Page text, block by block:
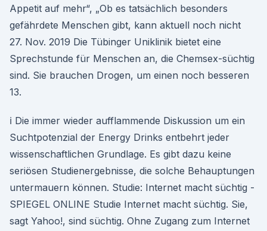
Appetit auf mehr“, „Ob es tatsächlich besonders
gefährdete Menschen gibt, kann aktuell noch nicht
27. Nov. 2019 Die Tübinger Uniklinik bietet eine
Sprechstunde für Menschen an, die Chemsex-süchtig
sind. Sie brauchen Drogen, um einen noch besseren
13.
ℹ️ Die immer wieder aufflammende Diskussion um ein
Suchtpotenzial der Energy Drinks entbehrt jeder
wissenschaftlichen Grundlage. Es gibt dazu keine
seriösen Studienergebnisse, die solche Behauptungen
untermauern können. Studie: Internet macht süchtig -
SPIEGEL ONLINE Studie Internet macht süchtig. Sie,
sagt Yahoo!, sind süchtig. Ohne Zugang zum Internet